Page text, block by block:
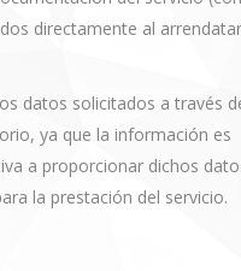
directamente al
datos solicitados a través
ya que la información es
a proporcionar dichos
la prestación del servicio.